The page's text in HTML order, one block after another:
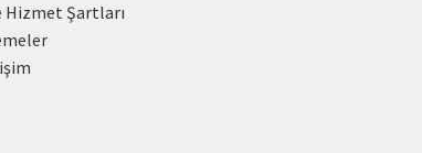
Hizmet Şartları